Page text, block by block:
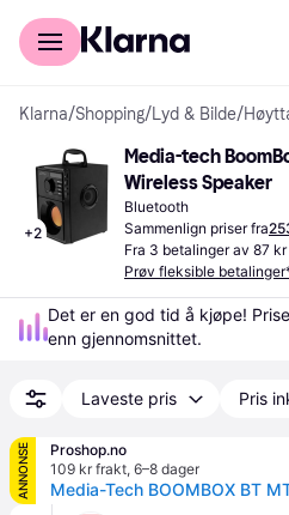
For kunder
Klarna/Shopping/Lyd & Bilde/
+2
Media-tech
Wireless Speaker
Bluetooth
Sammenlign priser fra
Fra 3 betalinger av 87
Prøv fleksible
Det er en god tid å kjøpe!
enn gjennomsnittet.
Laveste pris Pris
ANNONSE
Proshop.no
109 kr frakt, 6–8 dager